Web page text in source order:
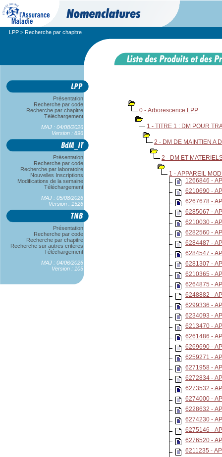
LPP > Recherche par chapitre
Présentation
Recherche par code
Recherche par chapitre
Téléchargement
MAJ : 04/08/2026
Version : 896
Présentation
Recherche par code
Recherche par laboratoire
Nouvelles Inscriptions
Modifications de la semaine
Téléchargement
MAJ : 05/08/2026
Version : 1526
Présentation
Recherche par code
Recherche par chapitre
Recherche sur autres critères
Téléchargement
MAJ : 04/06/2026
Version : 105
0 - Arborescence LPP
1 - TITRE 1 : DM POUR
2 - DM DE MAINTIEN A
2 - DM ET
1 - APPAREIL
1266846 -
6210690 -
6267678 -
6285067 -
6210030 -
6282560 -
6284487 -
6284547 -
6281307 -
6210365 -
6264875 -
6248882 -
6299336 -
6234093 -
6213470 -
6261486 -
6269690 -
6259271 -
6271958 -
6272834 -
6273532 -
6274000 -
6228632 -
6274230 -
6275146 -
6276520 -
6211235 -